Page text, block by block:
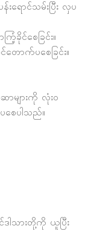
ရောင်သမ်းပြီး လှပ
ခိုင်စေခြင်း။
ောက်ပစေခြင်း။
ာများကို လုံးဝ
စေပါသည်။
ါသားတို့ကို ယူပြီး